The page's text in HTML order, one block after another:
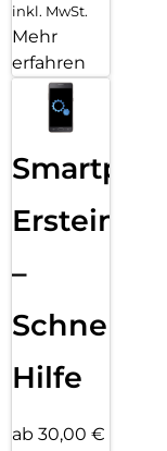
inkl. MwSt.
Mehr
erfahren
–
Schnelle
Hilfe
ab 30,00 €